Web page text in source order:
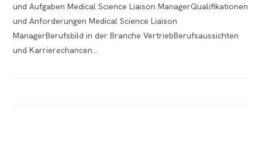
und Aufgaben Medical Science Liaison ManagerQualifikationen
und Anforderungen Medical Science Liaison
ManagerBerufsbild in der Branche VertriebBerufsaussichten
und Karrierechancen…